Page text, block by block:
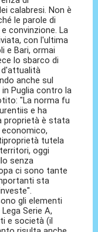
calabresi. Non è
le parole di
convinzione. La
con l'ultima
e Bari, ormai
lo sbarco di
d'attualità
anche sul
Puglia contro la
"La norma fu
e ha
proprietà è stata
economico,
tutela
oggi
senza
ci sono tante
sta
gli elementi
Serie A,
e società (il